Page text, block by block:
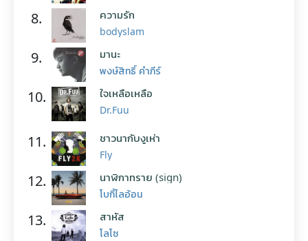
8. ความรัก
bodyslam
9. มานะ
พงษ์สิทธิ์ คำภีร์
10. ใจเหลือเหลือ
Dr.Fuu
11. ชาวนากับงูเห่า
Fly
12. นาฬิกาทราย (sign)
โบกี้ไลอ้อน
13. สาหัส
โลโซ